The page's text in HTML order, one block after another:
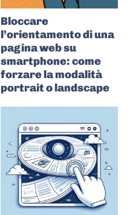
Bloccare
l’orientamento di una
pagina web su
smartphone: come
forzare la modalità
portrait o landscape